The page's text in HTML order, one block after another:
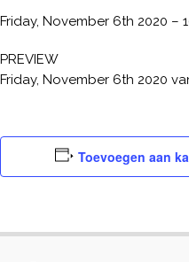
Friday, November 6th 2020 –
PREVIEW
Friday, November 6th 2020
Toevoegen aan